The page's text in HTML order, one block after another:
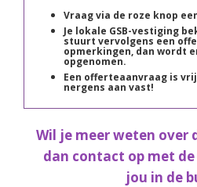
Vraag via de roze knop
Je lokale GSB-vestiging
stuurt vervolgens een
opmerkingen, dan wordt
opgenomen.
Een offerteaanvraag is
nergens aan vast!
Wil je meer weten over
dan contact op met de
jou in de